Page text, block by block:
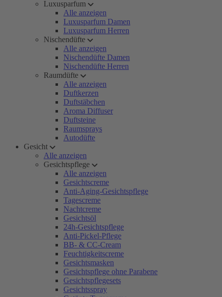
Luxusparfum
Alle anzeigen
Luxusparfum Damen
Luxusparfum Herren
Nischendüfte
Alle anzeigen
Nischendüfte Damen
Nischendüfte Herren
Raumdüfte
Alle anzeigen
Duftkerzen
Duftstäbchen
Aroma Diffuser
Duftsteine
Raumsprays
Autodüfte
Gesicht
Alle anzeigen
Gesichtspflege
Alle anzeigen
Gesichtscreme
Anti-Aging-Gesichtspflege
Tagescreme
Nachtcreme
Gesichtsöl
24h-Gesichtspflege
Anti-Pickel-Pflege
BB- & CC-Cream
Feuchtigkeitscreme
Gesichtsmasken
Gesichtspflege ohne Parabene
Gesichtspflegesets
Gesichtsspray